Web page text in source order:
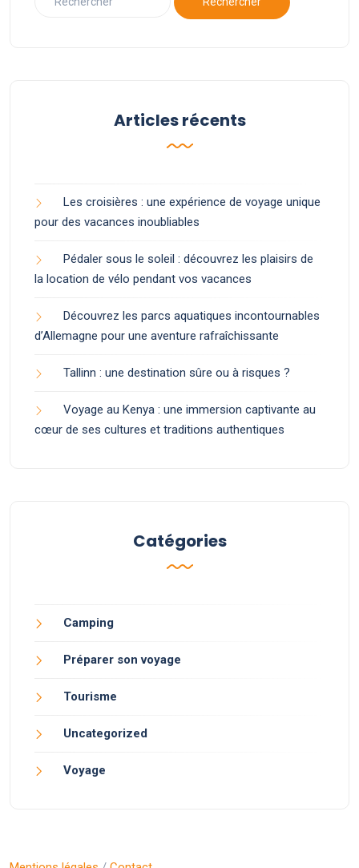
Articles récents
Les croisières : une expérience de voyage unique
pour des vacances inoubliables
Pédaler sous le soleil : découvrez les plaisirs de
la location de vélo pendant vos vacances
Découvrez les parcs aquatiques incontournables
d’Allemagne pour une aventure rafraîchissante
Tallinn : une destination sûre ou à risques ?
Voyage au Kenya : une immersion captivante au
cœur de ses cultures et traditions authentiques
Catégories
Camping
Préparer son voyage
Tourisme
Uncategorized
Voyage